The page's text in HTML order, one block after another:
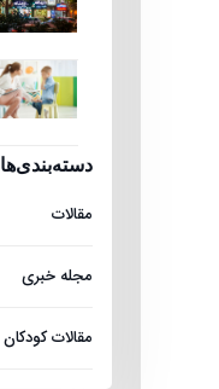
دسته‌بندی‌ها
مقالات
مجله خبری
مقالات کودکان